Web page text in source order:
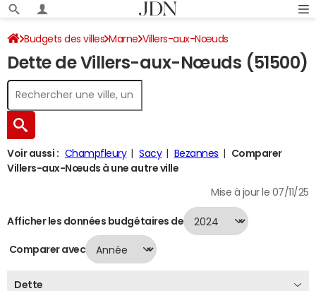
Budgets des villes Marne Villers-aux-Nœuds
Dette au 31/12/2024
Dette de Villers-aux-Nœuds (51500)
Voir aussi : Champfleury Sacy Bezannes
Comparer
Villers-aux-Nœuds à une autre ville
Mise à jour le 07/11/25
Afficher les données budgétaires de
Comparer avec
Dette